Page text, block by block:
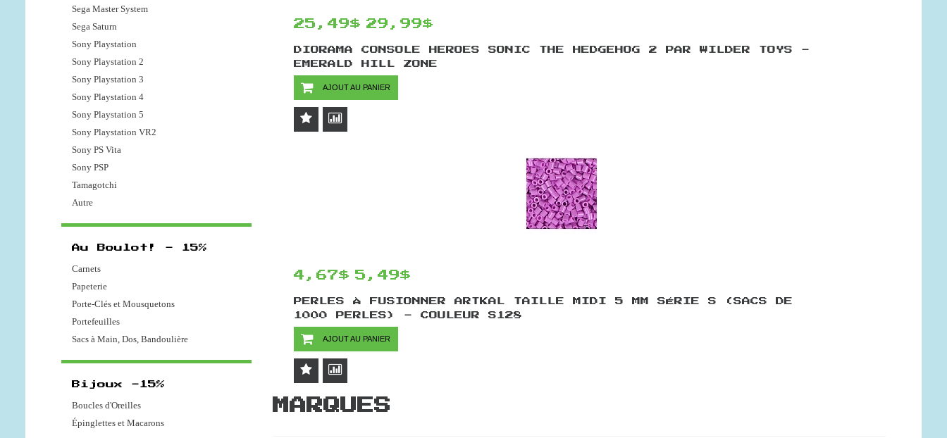
25,49$ 29,99$
DIORAMA CONSOLE HEROES SONIC THE HEDGEHOG 2 PAR WILDER TOYS -
EMERALD HILL ZONE
AJOUT AU PANIER
4,67$ 5,49$
PERLES À FUSIONNER ARTKAL TAILLE MIDI 5 MM SÉRIE S (SACS DE
1000 PERLES) - COULEUR S128
AJOUT AU PANIER
MARQUES
Sega Master System
Sega Saturn
Sony Playstation
Sony Playstation 2
Sony Playstation 3
Sony Playstation 4
Sony Playstation 5
Sony Playstation VR2
Sony PS Vita
Sony PSP
Tamagotchi
Autre
Au Boulot! - 15%
Carnets
Papeterie
Porte-Clés et Mousquetons
Portefeuilles
Sacs à Main, Dos, Bandoulière
Bijoux -15%
Boucles d'Oreilles
Épinglettes et Macarons